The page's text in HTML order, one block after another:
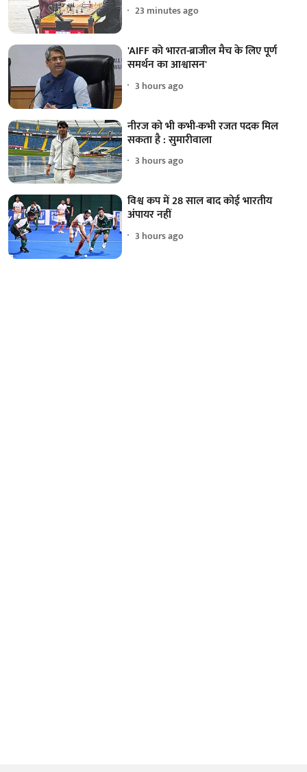
23 minutes ago
'AIFF को भारत-ब्राजील मैच के लिए पूर्ण
समर्थन का आश्वासन'
3 hours ago
नीरज को भी कभी-कभी रजत पदक मिल
सकता है : सुमारीवाला
3 hours ago
विश्व कप में 28 साल बाद कोई भारतीय
अंपायर नहीं
3 hours ago